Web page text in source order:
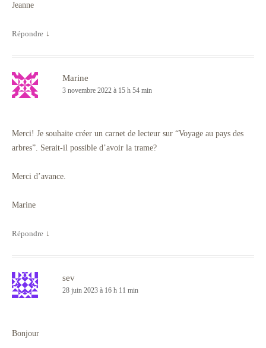
Jeanne
Répondre ↓
Marine
3 novembre 2022 à 15 h 54 min
Merci! Je souhaite créer un carnet de lecteur sur “Voyage au pays des
arbres”. Serait-il possible d’avoir la trame?
Merci d’avance.
Marine
Répondre ↓
sev
28 juin 2023 à 16 h 11 min
Bonjour